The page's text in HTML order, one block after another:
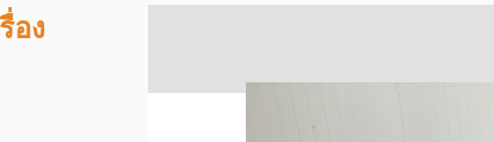
อง